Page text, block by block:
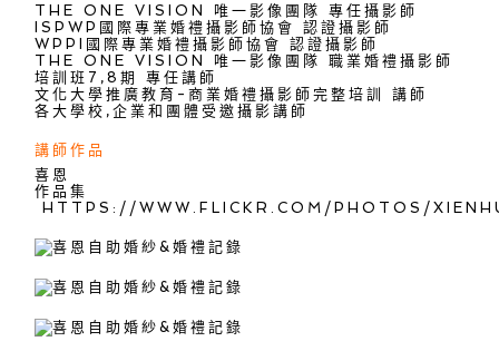
THE ONE VISION 唯一影像團隊 專任攝影師
ISPWP國際專業婚禮攝影師協會 認證攝影師
WPPI國際專業婚禮攝影師協會 認證攝影師
THE ONE VISION 唯一影像團隊 職業婚禮攝影師
培訓班7,8期 專任講師
文化大學推廣教育-商業婚禮攝影師完整培訓 講師
各大學校,企業和團體受邀攝影講師
講師作品
喜恩
作品集
HTTPS://WWW.FLICKR.COM/PHOTOS/